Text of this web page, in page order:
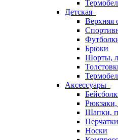
Детская
Верхняя
Брюки
Шорты,
Аксессуары
Шапки,
Перчатки
Носки